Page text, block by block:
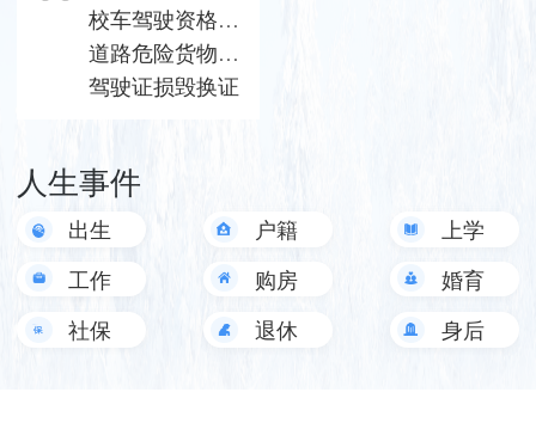
校车驾驶资格许可（设区的市级权限）
道路危险货物运输驾驶员从业资格证补发
驾驶证损毁换证
人生事件
出生 户籍
上学
工作
购房
婚育
社保
退休
身后